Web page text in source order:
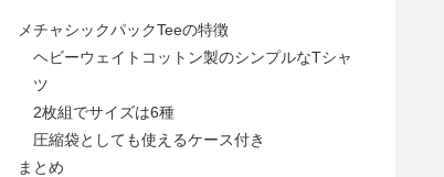
メチャシックパックTeeの特徴
ヘビーウェイトコットン製のシンプルなTシャ
ツ
2枚組でサイズは6種
圧縮袋としても使えるケース付き
まとめ